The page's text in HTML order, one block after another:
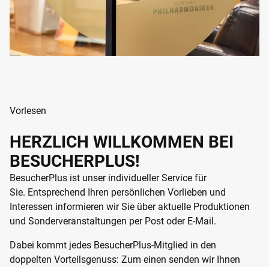
Vorlesen
HERZLICH WILLKOMMEN BEI
BESUCHERPLUS!
BesucherPlus ist unser individueller Service für
Sie. Entsprechend Ihren persönlichen Vorlieben und
Interessen informieren wir Sie über aktuelle Produktionen
und Sonderveranstaltungen per Post oder E-Mail.
Dabei kommt jedes BesucherPlus-Mitglied in den
doppelten Vorteilsgenuss: Zum einen senden wir Ihnen